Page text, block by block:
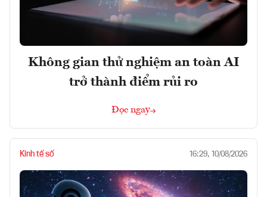
Không gian thử nghiệm an toàn AI
trở thành điểm rủi ro
Đọc ngay
Kinh tế số 16:29, 10/08/2026